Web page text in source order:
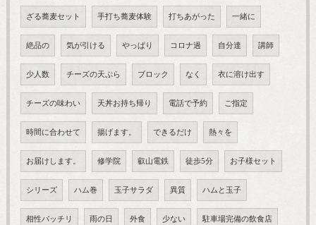
ざる蕎麦セット 手打ち蕎麦体験 打ちあがった 一緒に
絶品の 気が引ける やっぱり コロナ過 自分達 講師
少人数 チーズの天ぷら ブロック なく 衣に溶け出す
チーズの味わい 天丼お持ち帰り 電話で予約 ご指定
時間に合わせて 揚げます。 できるだけ 熱々を
お届けします。 修学院 叡山電鉄 徒歩5分 お子様セット
シリーズ ハム巻 玉子サラダ 異質 ハムと玉子
相性バッチリ 雨の日 外食 少ない 駐車場完備の飲食店